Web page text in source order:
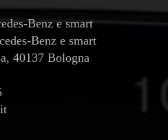
Benz e smart
Benz e smart
40137 Bologna